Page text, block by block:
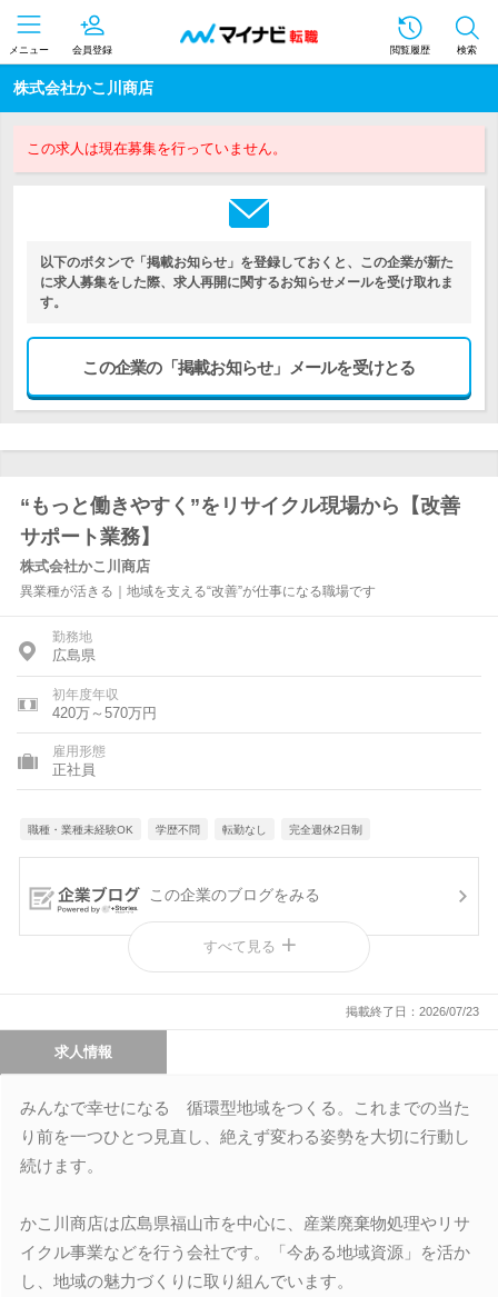
メニュー 会員登録 閲覧履歴 検索
株式会社かこ川商店
この求人は現在募集を行っていません。
以下のボタンで「掲載お知らせ」を登録しておくと、この企業が新た
に求人募集をした際、求人再開に関するお知らせメールを受け取れま
す。
この企業の「掲載お知らせ」メールを受けとる
“もっと働きやすく”をリサイクル現場から【改善
サポート業務】
株式会社かこ川商店
異業種が活きる｜地域を支える“改善”が仕事になる職場です
勤務地
広島県
初年度年収
420万～570万円
雇用形態
正社員
職種・業種未経験OK 学歴不問 転勤なし 完全週休2日制
この企業のブログをみる
出展決定！
すべて見る
掲載終了日：2026/07/23
求人情報
みんなで幸せになる 循環型地域をつくる。これまでの当た
り前を一つひとつ見直し、絶えず変わる姿勢を大切に行動し
続けます。
かこ川商店は広島県福山市を中心に、産業廃棄物処理やリサ
イクル事業などを行う会社です。「今ある地域資源」を活か
し、地域の魅力づくりに取り組んでいます。